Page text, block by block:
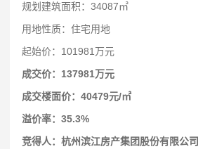
规划建筑面积：34087㎡
用地性质：住宅用地
起始价：101981万元
成交价：137981万元
成交楼面价：40479元/㎡
溢价率：35.3%
竞得人：杭州滨江房产集团股份有限公司